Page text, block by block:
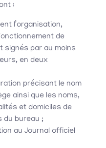
:
l’organisation,
de
signés par au moins
en deux
précisant le nom
ainsi que les noms,
et domiciles de
du bureau ;
au Journal officiel